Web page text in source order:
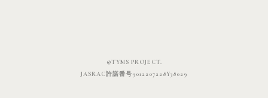
©TYMS PROJECT.
JASRAC許諾番号9012207228Y38029